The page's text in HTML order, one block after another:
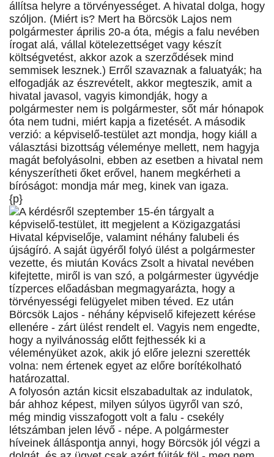
állítsa helyre a törvényességet. A hivatal dolga, hogy
szóljon. (Miért is? Mert ha Börcsök Lajos nem
polgármester április 20-a óta, mégis a falu nevében
írogat alá, vállal kötelezettséget vagy készít
költségvetést, akkor azok a szerződések mind
semmisek lesznek.) Erről szavaznak a faluatyák; ha
elfogadják az észrevételt, akkor megteszik, amit a
hivatal javasol, vagyis kimondják, hogy a
polgármester nem is polgármester, sőt már hónapok
óta nem tudni, miért kapja a fizetését. A második
verzió: a képviselő-testület azt mondja, hogy kiáll a
választási bizottság véleménye mellett, nem hagyja
magát befolyásolni, ebben az esetben a hivatal nem
kényszerítheti őket erővel, hanem megkérheti a
bíróságot: mondja már meg, kinek van igaza.
{p}
A kérdésről szeptember 15-én tárgyalt a
képviselő-testület, itt megjelent a Közigazgatási
Hivatal képviselője, valamint néhány falubeli és
újságíró. A saját ügyéről folyó ülést a polgármester
vezette, és miután Kovács Zsolt a hivatal nevében
kifejtette, miről is van szó, a polgármester ügyvédje
tízperces előadásban megmagyarázta, hogy a
törvényességi felügyelet miben téved. Ez után
Börcsök Lajos - néhány képviselő kifejezett kérése
ellenére - zárt ülést rendelt el. Vagyis nem engedte,
hogy a nyilvánosság előtt fejthessék ki a
véleményüket azok, akik jó előre jelezni szerették
volna: nem értenek egyet az előre borítékolható
határozattal.
A folyosón aztán kicsit elszabadultak az indulatok,
bár ahhoz képest, milyen súlyos ügyről van szó,
még mindig visszafogott volt a falu - csekély
létszámban jelen lévő - népe. A polgármester
híveinek álláspontja annyi, hogy Börcsök jól végzi a